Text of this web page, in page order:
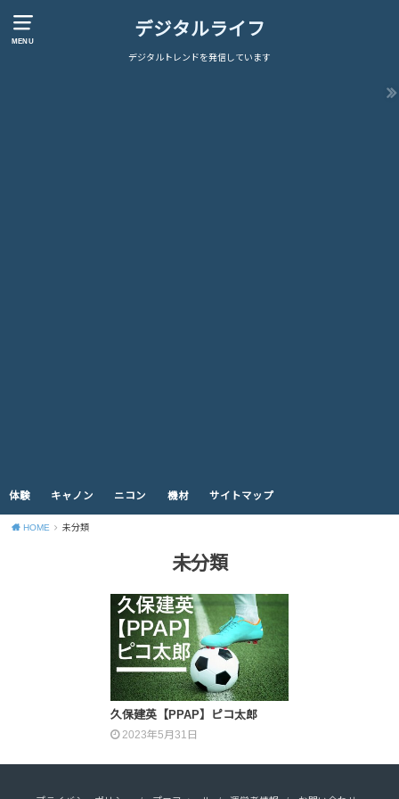
MENU
デジタルライフ
デジタルトレンドを発信しています
体験 キャノン ニコン 機材 サイトマップ
HOME 未分類
未分類
久保建英【PPAP】ピコ太郎
2023年5月31日